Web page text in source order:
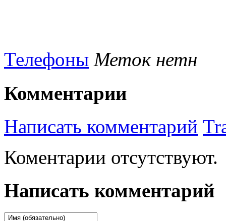
Телефоны Меток нетн
Комментарии
Написать комментарий
Коментарии отсутствуют.
Написать комментарий